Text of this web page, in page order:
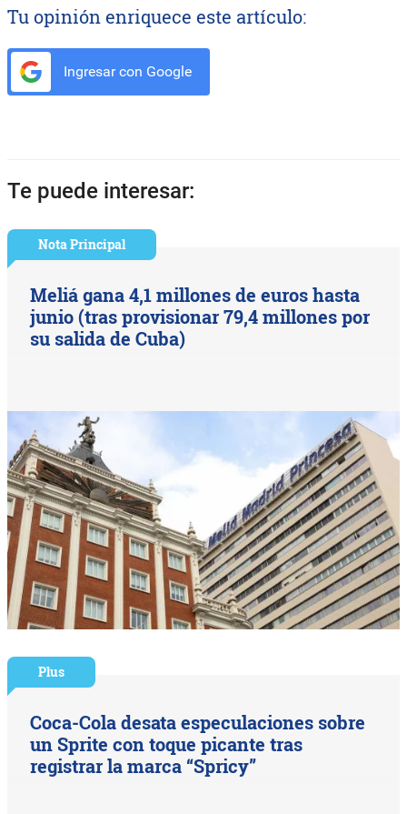
Tu opinión enriquece este artículo:
Ingresar con Google
Te puede interesar:
Nota Principal
Meliá gana 4,1 millones de euros hasta
junio (tras provisionar 79,4 millones por
su salida de Cuba)
Plus
Coca-Cola desata especulaciones sobre
un Sprite con toque picante tras
registrar la marca “Spricy”